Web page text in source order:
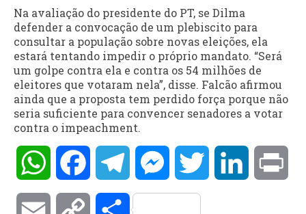
Na avaliação do presidente do PT, se Dilma
defender a convocação de um plebiscito para
consultar a população sobre novas eleições, ela
estará tentando impedir o próprio mandato. “Será
um golpe contra ela e contra os 54 milhões de
eleitores que votaram nela”, disse. Falcão afirmou
ainda que a proposta tem perdido força porque não
seria suficiente para convencer senadores a votar
contra o impeachment.
WhatsAppFacebookTelegramMessengerTwitter LinkedIn
Email Copy Compartilhar